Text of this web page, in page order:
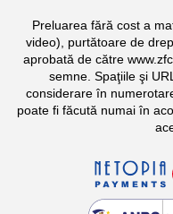
Preluarea fără cost a
video), purtătoare de
aprobată de către
semne. Spaţiile şi
considerare în
poate fi făcută numai în